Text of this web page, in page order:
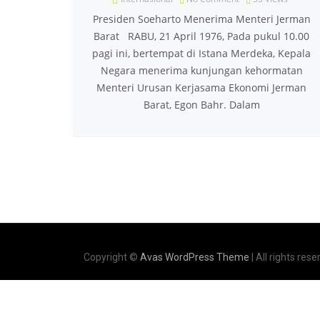
Presiden Soeharto Menerima Menteri Jerman
Barat RABU, 21 April 1976, Pada pukul 10.00
pagi ini, bertempat di Istana Merdeka, Kepala
Negara menerima kunjungan kehormatan
Menteri Urusan Kerjasama Ekonomi Jerman
Barat, Egon Bahr. Dalam
Copyright © Avas WordPress Theme | All rights